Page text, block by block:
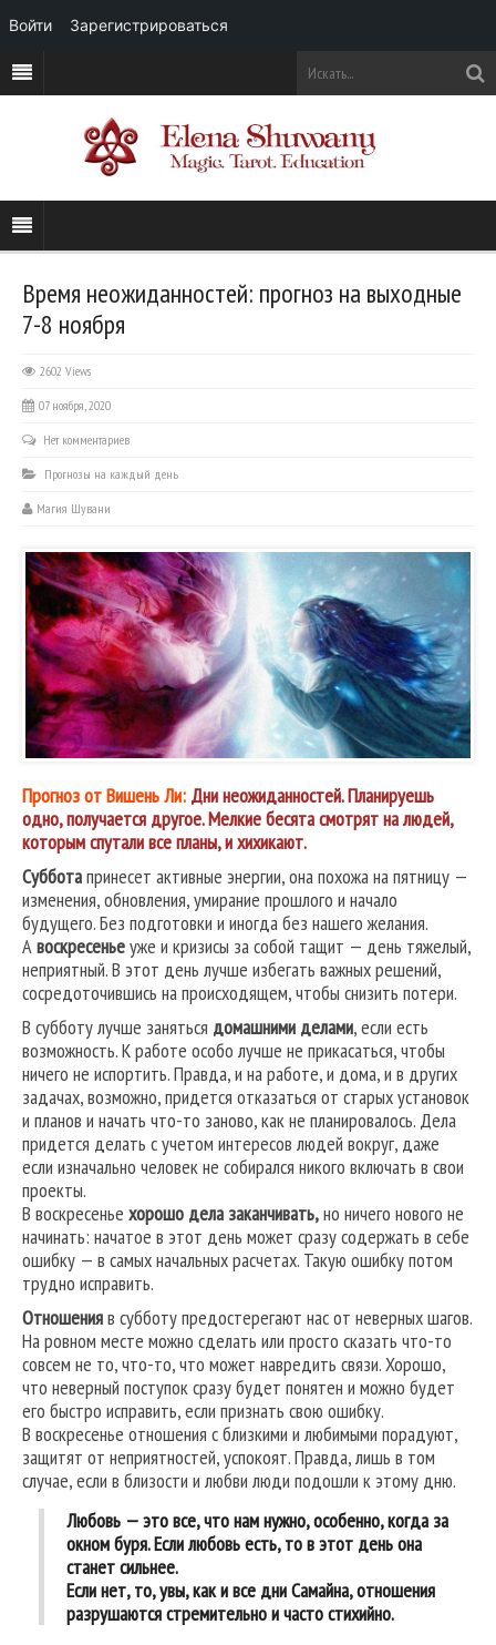
Время неожиданностей: прогноз на выходные
7-8 ноября
2602 Views
07 ноября, 2020
Нет комментариев
Прогнозы на каждый день
Магия Шувани
Прогноз от Вишень Ли: Дни неожиданностей. Планируешь
одно, получается другое. Мелкие бесята смотрят на людей,
которым спутали все планы, и хихикают.
Субботапринесет активные энергии, она похожа на пятницу —
изменения, обновления, умирание прошлого и начало
будущего. Без подготовки и иногда без нашего желания.
Авоскресеньеуже и кризисы за собой тащит — день тяжелый,
неприятный. В этот день лучше избегать важных решений,
сосредоточившись на происходящем, чтобы снизить потери.
В субботу лучше заняться домашними делами, если есть
возможность. К работе особо лучше не прикасаться, чтобы
ничего не испортить. Правда, и на работе, и дома, и в других
задачах, возможно, придется отказаться от старых установок
и планов и начать что-то заново, как не планировалось. Дела
придется делать с учетом интересов людей вокруг, даже
если изначально человек не собирался никого включать в свои
проекты.
В воскресенье хорошо дела заканчивать,но ничего нового не
начинать: начатое в этот день может сразу содержать в себе
ошибку — в самых начальных расчетах. Такую ошибку потом
трудно исправить.
Отношенияв субботу предостерегают нас от неверных шагов.
На ровном месте можно сделать или просто сказать что-то
совсем не то, что-то, что может навредить связи. Хорошо,
что неверный поступок сразу будет понятен и можно будет
его быстро исправить, если признать свою ошибку.
В воскресенье отношения с близкими и любимыми порадуют,
защитят от неприятностей, успокоят. Правда, лишь в том
случае, если в близости и любви люди подошли к этому дню.
Любовь — это все, что нам нужно, особенно, когда за
окном буря. Если любовь есть, то в этот день она
станет сильнее.
Если нет, то, увы, как и все дни Самайна, отношения
разрушаются стремительно и часто стихийно.
Войти Зарегистрироваться